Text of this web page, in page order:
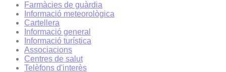
Farmàcies de guàrdia
Informació meteorològica
Cartellera
Informació general
Informació turística
Associacions
Centres de salut
Telèfons d'interès